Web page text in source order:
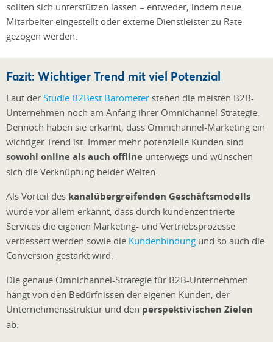
sollten sich unterstützen lassen – entweder, indem neue
Mitarbeiter eingestellt oder externe Dienstleister zu Rate
gezogen werden.
Fazit: Wichtiger Trend mit viel Potenzial
Laut der Studie B2Best Barometer stehen die meisten B2B-
Unternehmen noch am Anfang ihrer Omnichannel-Strategie.
Dennoch haben sie erkannt, dass Omnichannel-Marketing ein
wichtiger Trend ist. Immer mehr potenzielle Kunden sind
sowohl online als auch offline unterwegs und wünschen
sich die Verknüpfung beider Welten.
Als Vorteil des kanalübergreifenden Geschäftsmodells
wurde vor allem erkannt, dass durch kundenzentrierte
Services die eigenen Marketing- und Vertriebsprozesse
verbessert werden sowie die Kundenbindung und so auch die
Conversion gestärkt wird.
Die genaue Omnichannel-Strategie für B2B-Unternehmen
hängt von den Bedürfnissen der eigenen Kunden, der
Unternehmensstruktur und den perspektivischen Zielen
ab.